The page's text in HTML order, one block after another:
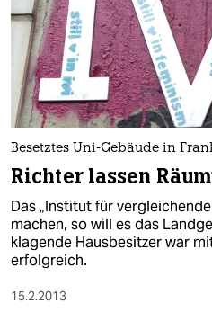
Besetztes Uni-Gebäude in
Richter lassen
Das „Institut für
machen, so will es das
klagende Hausbesitzer war
erfolgreich.
15.2.2013